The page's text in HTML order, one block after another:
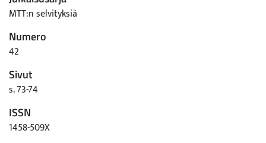
MTT:n selvityksiä
Numero
42
Sivut
s. 73-74
ISSN
1458-509X